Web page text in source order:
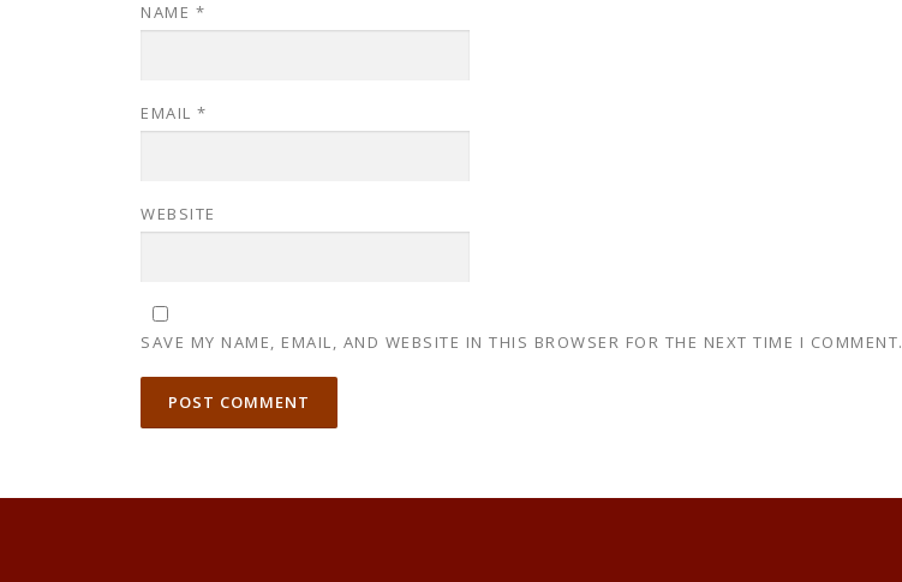
NAME *
EMAIL *
WEBSITE
SAVE MY NAME, EMAIL, AND WEBSITE IN THIS BROWSER FOR THE NEXT TIME I COMMENT.